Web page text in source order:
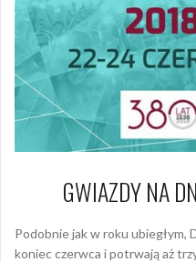
GWIAZDY NA
Podobnie jak w roku ubiegłym,
koniec czerwca i potrwają aż